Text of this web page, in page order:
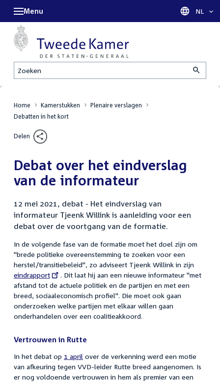
Zoeken
Menu Taal
NL
Home Kamerstukken
Plenaire verslagen
Debatten in het kort
Delen
Debat over het eindverslag
van de informateur
12 mei 2021, debat - Het eindverslag van
informateur Tjeenk Willink is aanleiding voor een
debat over de voortgang van de formatie.
In de volgende fase van de formatie moet het doel zijn om
"brede politieke overeenstemming te zoeken voor een
herstel/transitiebeleid", zo adviseert Tjeenk Willink in zijn
link:
eindrapport
. Dit laat hij aan een nieuwe informateur "met
afstand tot de actuele politiek en de partijen en met een
breed, sociaaleconomisch profiel". Die moet ook gaan
onderzoeken welke partijen met elkaar willen gaan
onderhandelen over een coalitieakkoord.
Vertrouwen in Rutte
In het debat op 1 april over de verkenning werd een motie
van afkeuring tegen VVD-leider Rutte breed aangenomen. Is
er nog voldoende vertrouwen in hem als premier van een